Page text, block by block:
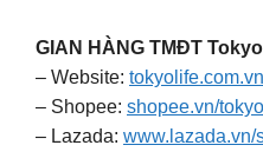
GIAN HÀNG TMĐT
– Website: tokyolife.com.vn
– Shopee: shopee.vn/
– Lazada: www.lazada.vn/